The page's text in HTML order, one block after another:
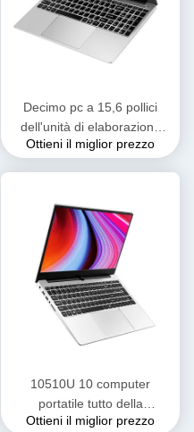
Decimo pc a 15,6 pollici
dell'unità di elaborazione
dello SSD 512GB i7 del
Ottieni il miglior prezzo
10510U 10 computer
portatile tutto della
generazione 16gb Ddr4 Intel
Ottieni il miglior prezzo